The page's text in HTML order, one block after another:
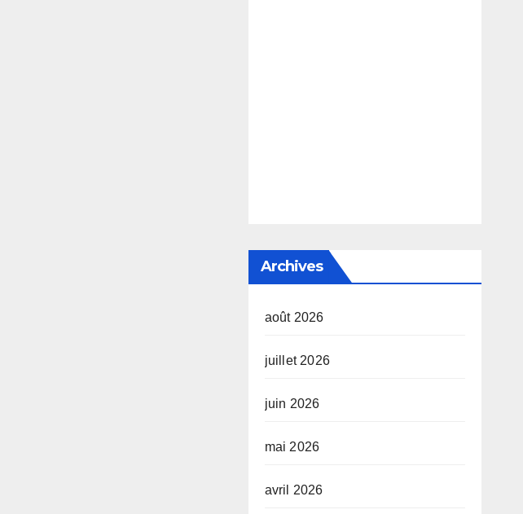
Archives
août 2026
juillet 2026
juin 2026
mai 2026
avril 2026